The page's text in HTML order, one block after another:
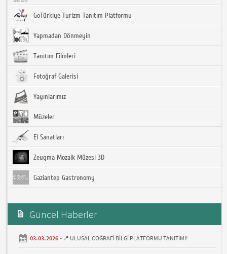
GoTürkiye Turizm Tanıtım Platformu
Yapmadan Dönmeyin
Tanıtım Filmleri
Fotoğraf Galerisi
Yayınlarımız
Müzeler
El Sanatları
Zeugma Mozaik Müzesi 3D
Gaziantep Gastronomy
Güncel Haberler
03.03.2026 - 📍 ULUSAL COĞRAFİ BİLGİ PLATFORMU TANITIMI!